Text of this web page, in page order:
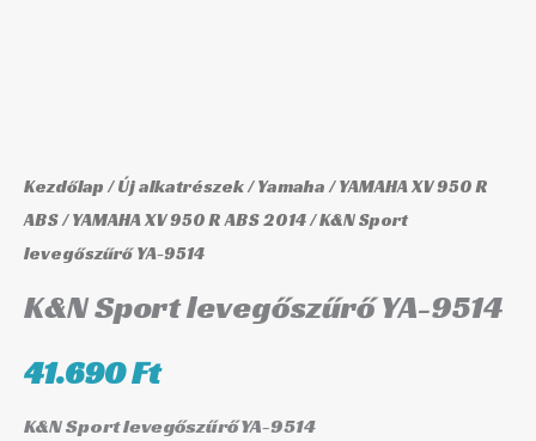
Kezdőlap/Új alkatrészek/Yamaha/YAMAHA XV 950 R
ABS/YAMAHA XV 950 R ABS 2014/ K&N Sport
levegőszűrő YA-9514
K&N Sport levegőszűrő YA-9514
41.690Ft
K&N Sport levegőszűrő YA-9514